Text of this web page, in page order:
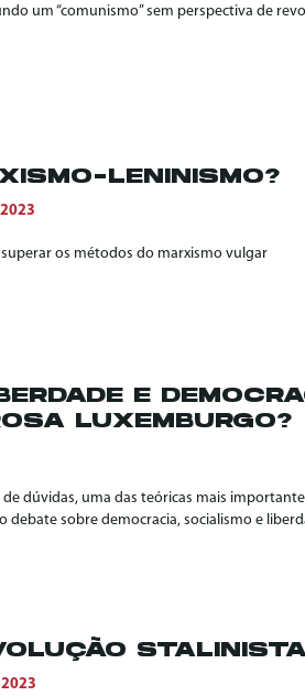
um “comunismo” sem perspectiva de
LENINISMO?
os métodos do marxismo vulgar
E
LUXEMBURGO?
dúvidas, uma das teóricas mais
debate sobre democracia, socialismo e
2023